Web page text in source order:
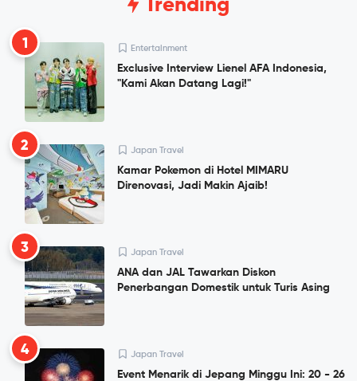
Trending
1 Entertainment
Exclusive Interview Lienel AFA Indonesia,
"Kami Akan Datang Lagi!"
2 Japan Travel
Kamar Pokemon di Hotel MIMARU
Direnovasi, Jadi Makin Ajaib!
3 Japan Travel
ANA dan JAL Tawarkan Diskon
Penerbangan Domestik untuk Turis Asing
4 Japan Travel
Event Menarik di Jepang Minggu Ini: 20 - 26